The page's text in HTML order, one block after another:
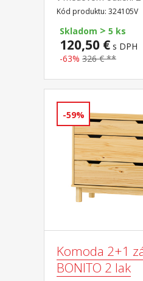
kovovými pojazdmi, 1
na pretiahnutie káblov
Kód produktu: 324105V
Skladom > 5 ks
120,50 € s DPH
-63% 326 € **
-59%
Komoda 2+1
BONITO 2 lak